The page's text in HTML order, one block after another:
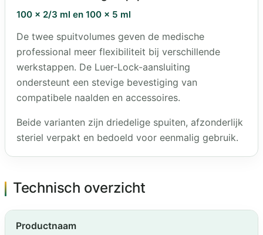
100 × 2/3 ml en 100 × 5 ml
De twee spuitvolumes geven de medische
professional meer flexibiliteit bij verschillende
werkstappen. De Luer-Lock-aansluiting
ondersteunt een stevige bevestiging van
compatibele naalden en accessoires.
Beide varianten zijn driedelige spuiten, afzonderlijk
steriel verpakt en bedoeld voor eenmalig gebruik.
Technisch overzicht
Productnaam